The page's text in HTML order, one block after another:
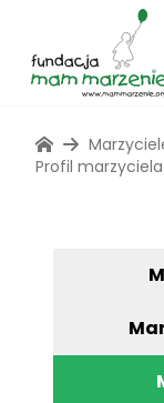
Profil marzyciela